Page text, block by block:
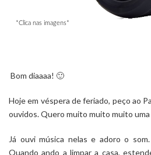
Bom diaaaa! 🙂
Hoje em véspera de feriado, peço ao
ouvidos. Quero muito muito muito uma
Já ouvi música nelas e adoro o
Quando ando a limpar a casa,